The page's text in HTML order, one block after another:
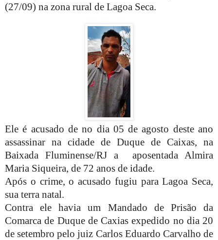
(27/09) na zona rural de Lagoa Seca.
Ele é acusado de no dia 05 de agosto deste ano
assassinar na cidade de Duque de Caixas, na
Baixada Fluminense/RJ a
aposentada Almira
Maria Siqueira, de 72 anos de idade.
Após o crime, o acusado fugiu para Lagoa Seca,
sua terra natal.
Contra ele havia um Mandado de Prisão da
Comarca de Duque de Caxias expedido no dia 20
de setembro pelo juiz Carlos Eduardo Carvalho de